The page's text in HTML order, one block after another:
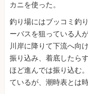
カニを使った。
釣り場にはブッコミ釣
ーバスを狙っている人
川岸に降りて下流へ向
振り込み、着底したら
ほど進んでは振り込む
ているが、潮時表とは